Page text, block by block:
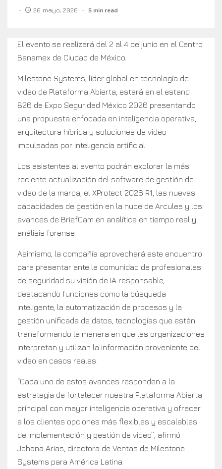
26 mayo, 2026 5 min read
El evento se realizará del 2 al 4 de junio en el Centro
Banamex de Ciudad de México.
Milestone Systems, líder global en tecnología de
video de Plataforma Abierta, estará en el estand
826 de Expo Seguridad México 2026 presentando
una propuesta enfocada en inteligencia operativa,
arquitectura híbrida y soluciones de video
impulsadas por inteligencia artificial.
Los asistentes al evento podrán explorar la más
reciente actualización del software de gestión de
video de la marca, el XProtect 2026 R1, las nuevas
capacidades de gestión en la nube de Arcules y los
avances de BriefCam en analítica en tiempo real y
análisis forense.
Asimismo, la compañía aprovechará este encuentro
para presentar ante la comunidad de profesionales
de seguridad su visión de IA responsable,
destacando funciones como la búsqueda
inteligente, la automatización de procesos y la
gestión unificada de datos, tecnologías que están
transformando la manera en que las organizaciones
interpretan y utilizan la información proveniente del
video en casos reales.
“Cada uno de estos avances responden a la
estrategia de fortalecer nuestra Plataforma Abierta
principal con mayor inteligencia operativa y ofrecer
a los clientes opciones más flexibles y escalables
de implementación y gestión de video”, afirmó
Johana Arias, directora de Ventas de Milestone
Systems para América Latina.